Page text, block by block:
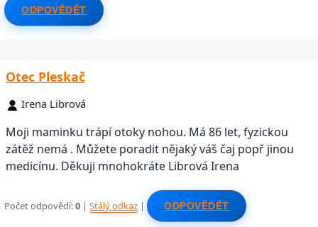
ODPOVĚDĚT
Otec Pleskač
Irena Librová
Moji maminku trápí otoky nohou. Má 86 let, fyzickou
zátěž nemá . Můžete poradit nějaký váš čaj popř jinou
medicínu. Děkuji mnohokráte Librová Irena
Počet odpovědí:0 |Stálý odkaz | ODPOVĚDĚT